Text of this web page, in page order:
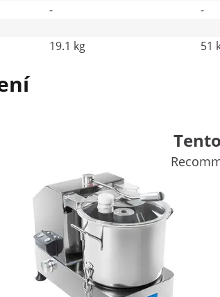
- -
19.1 kg 51
8V2Návod k použití
připravíte jemně nasekané
značky Royal Catering byl navržen pro
ideální pro sekání a současné
Vychutnejte si přednosti tohoto
kutr pro potřebu vaší
a praktickému designu lze
čištění. Čtyři protiskluzové